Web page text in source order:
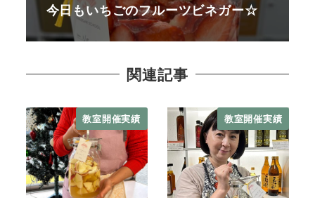
今日もいちごのフルーツビネガー☆
関連記事
教室開催実績 教室開催実績